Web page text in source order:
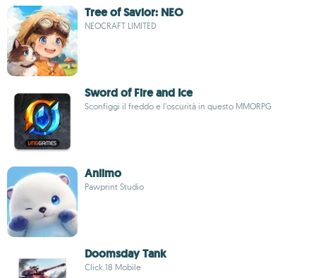
Tree of Savior: NEO
NEOCRAFT LIMITED
Sword of Fire and Ice
Sconfiggi il freddo e l'oscurità in questo MMORPG
Aniimo
Pawprint Studio
Doomsday Tank
Click.18 Mobile